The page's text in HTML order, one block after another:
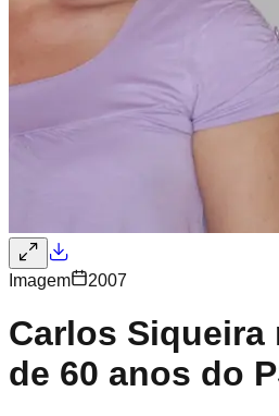
Imagem 2007
Carlos Siqueira
de 60 anos do